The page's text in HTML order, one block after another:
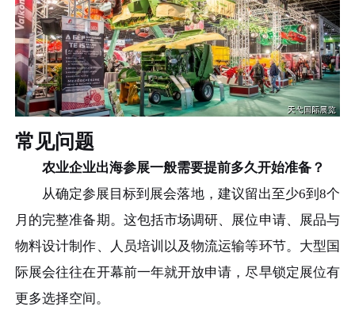
常见问题
农业企业出海参展一般需要提前多久开始准备？
从确定参展目标到展会落地，建议留出至少6到8个
月的完整准备期。这包括市场调研、展位申请、展品与
物料设计制作、人员培训以及物流运输等环节。大型国
际展会往往在开幕前一年就开放申请，尽早锁定展位有
更多选择空间。